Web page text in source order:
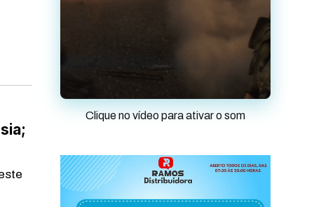
Clique no vídeo para ativar o som